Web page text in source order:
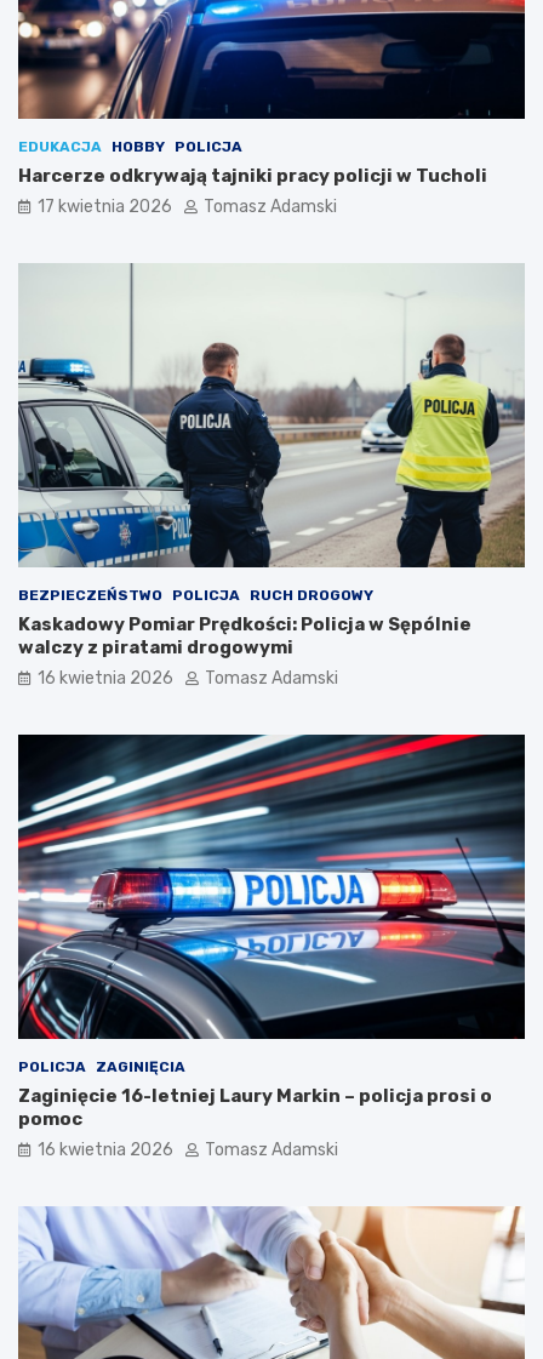
EDUKACJA HOBBY POLICJA
Harcerze odkrywają tajniki pracy policji w Tucholi
17 kwietnia 2026 Tomasz Adamski
BEZPIECZEŃSTWO POLICJA RUCH DROGOWY
Kaskadowy Pomiar Prędkości: Policja w Sępólnie
walczy z piratami drogowymi
16 kwietnia 2026 Tomasz Adamski
POLICJA ZAGINIĘCIA
Zaginięcie 16-letniej Laury Markin – policja prosi o
pomoc
16 kwietnia 2026 Tomasz Adamski